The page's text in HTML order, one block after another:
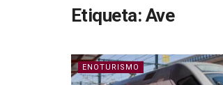
Etiqueta: Ave
ENOTURISMO